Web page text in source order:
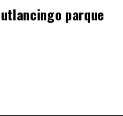
parque